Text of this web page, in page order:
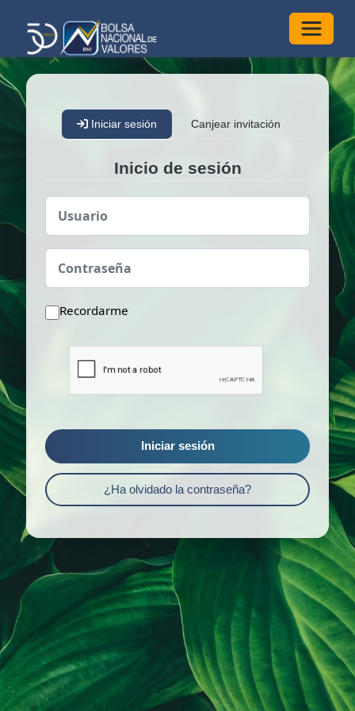
Iniciar sesión Canjear invitación
Inicio de sesión
Usuario
Contraseña
Recordarme
Iniciar sesión
¿Ha olvidado la contraseña?